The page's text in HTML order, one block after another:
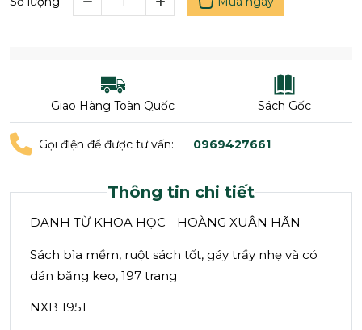
Giao Hàng Toàn Quốc Sách Gốc
Gọi điện để được tư vấn: 0969427661
Thông tin chi tiết
DANH TỪ KHOA HỌC - HOÀNG XUÂN HÃN
Sách bìa mềm, ruột sách tốt, gáy trầy nhẹ và có
dán băng keo, 197 trang
NXB 1951